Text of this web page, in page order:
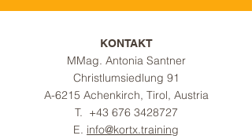
KONTAKT
MMag. Antonia Santner
Christlumsiedlung 91
A-6215 Achenkirch, Tirol, Austria
T. +43 676 3428727
E. info@kortx.training